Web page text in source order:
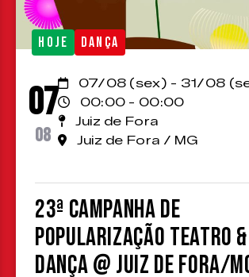
HOJE DANÇA
07
08
07/08 (sex) - 31/08
00:00 - 00:00
Juiz de Fora
Juiz de Fora / MG
23ª Campanha de
Popularização Teatro &
Dança @ Juiz de Fora/